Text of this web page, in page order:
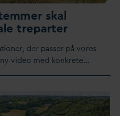
skal
treparter
der passer på vores
video med konkrete…